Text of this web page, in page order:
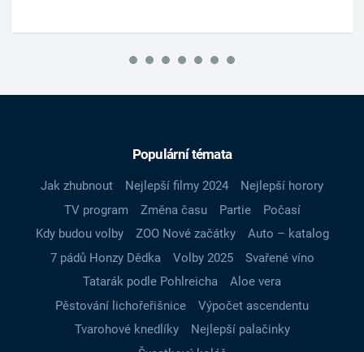
Populární témata
Jak zhubnout Nejlepší filmy 2024
Nejlepší horory
TV program
Změna času Partie
Počasí
Kdy budou volby
ZOO Nové začátky
Auto – katalog
7 pádů Honzy Dědka
Volby 2025
Svařené víno
Tatarák podle Pohlreicha
Aloe vera
Pěstování lichořeřišnice
Výpočet ascendentu
Tvarohové knedlíky
Nejlepší palačinky